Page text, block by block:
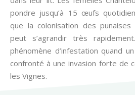
pondre jusqu’à 15 œufs
que la colonisation des punaises
peut s’agrandir très
phénomène d’infestation quand
confronté à une invasion forte de
les Vignes.